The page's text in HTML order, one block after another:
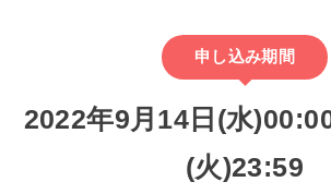
申し込み期間
2022年9月14日(水
(火)23:59